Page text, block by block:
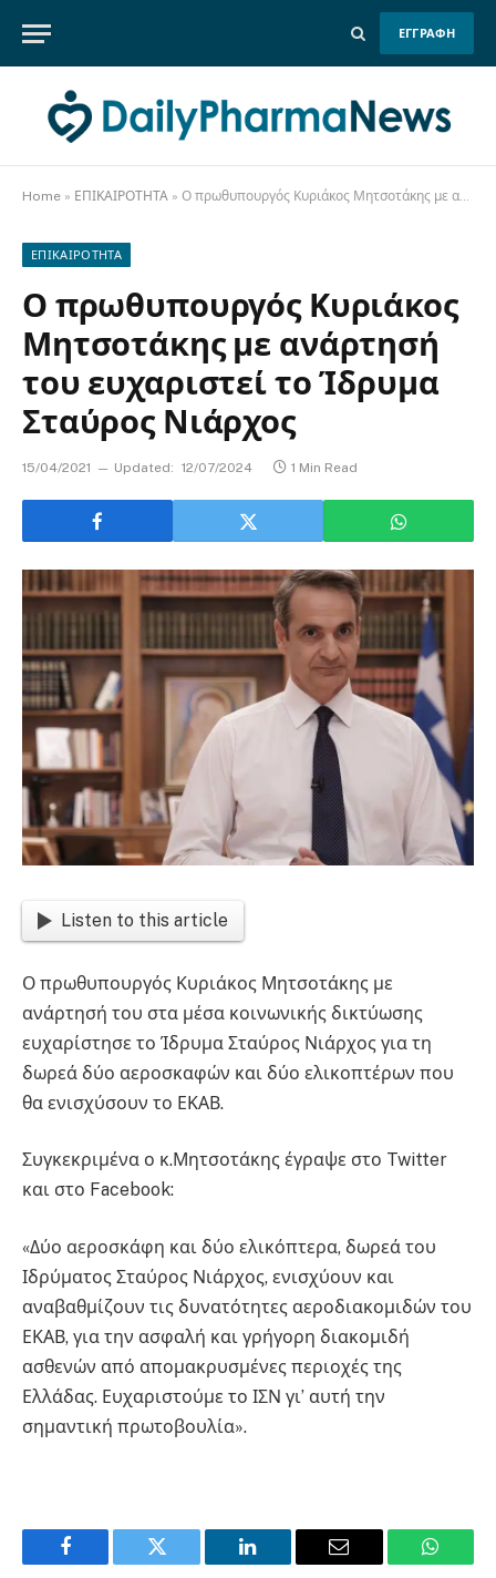
ΕΓΓΡΑΦΗ
Home » ΕΠΙΚΑΙΡΟΤΗΤΑ » Ο πρωθυπουργός Κυριάκος Μητσοτάκης με ανάρτησή του ευχαριστεί το Ίδρυμα Σταύρος Νιάρχος
ΕΠΙΚΑΙΡΟΤΗΤΑ
Ο πρωθυπουργός Κυριάκος
Μητσοτάκης με ανάρτησή
του ευχαριστεί το Ίδρυμα
Σταύρος Νιάρχος
15/04/2021 Updated: 12/07/2024 1 Min Read
Listen to this article
Ο πρωθυπουργός Κυριάκος Μητσοτάκης με
ανάρτησή του στα μέσα κοινωνικής δικτύωσης
ευχαρίστησε το Ίδρυμα Σταύρος Νιάρχος για τη
δωρεά δύο αεροσκαφών και δύο ελικοπτέρων που
θα ενισχύσουν το ΕΚΑΒ.
Συγκεκριμένα ο κ.Μητσοτάκης έγραψε στο Twitter
και στο Facebook:
«Δύο αεροσκάφη και δύο ελικόπτερα, δωρεά του
Ιδρύματος Σταύρος Νιάρχος, ενισχύουν και
αναβαθμίζουν τις δυνατότητες αεροδιακομιδών του
ΕΚΑΒ, για την ασφαλή και γρήγορη διακομιδή
ασθενών από απομακρυσμένες περιοχές της
Ελλάδας. Ευχαριστούμε το ΙΣΝ γι’ αυτή την
σημαντική πρωτοβουλία».
Facebook Twitter LinkedIn Email